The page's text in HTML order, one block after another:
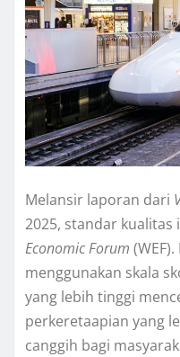
Melansir laporan dari
2025, standar
Economic Forum
menggunakan skala
yang lebih tinggi
perkeretaapian yang
canggih bagi